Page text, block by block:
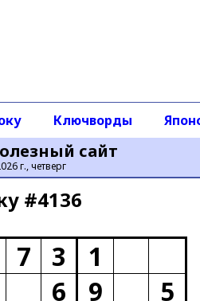
сайт
г., четверг
Ключворды
#4136
7 3
1
6 9
5